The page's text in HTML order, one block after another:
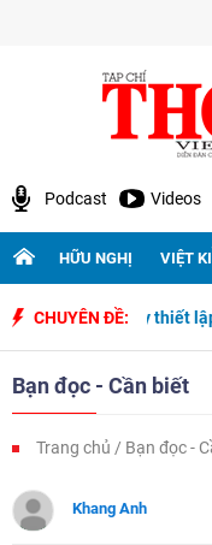
Podcast Videos
HỮU NGHỊ VIỆT
CHUYÊN ĐỀ:
năm ngày thiết lập quan
Bạn đọc - Cần biết
Trang chủ Bạn đọc -
Khang Anh